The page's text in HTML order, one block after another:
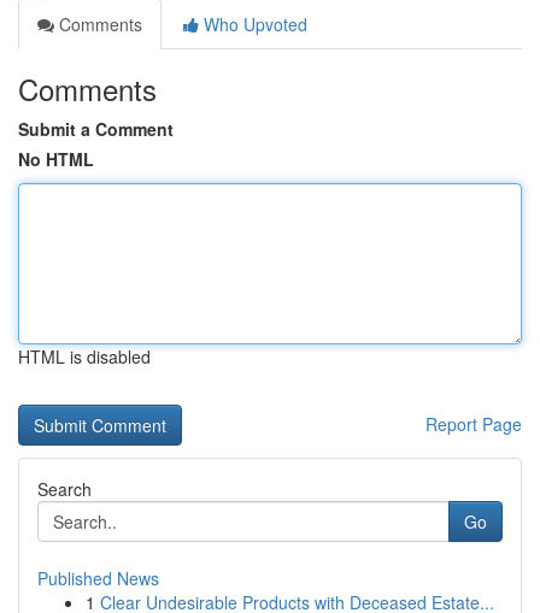
Comments
Who Upvoted
Comments
Submit a Comment
No HTML
HTML is disabled
Report Page
Search
Go
Published News
1 Clear Undesirable Products with Deceased Estate...